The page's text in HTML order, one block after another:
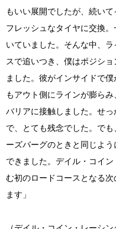
もいい展開でしたが、続い
フレッシュなタイヤに交換
いていました。そんな中、
スで追いつき、僕はポジシ
ました。彼がインサイドで
もアウト側にラインが膨ら
バリアに接触しました。せ
で、とても残念でした。で
ーズバーグのときと同じよ
できました。デイル・コイ
む初のロードコースとなる
ます」